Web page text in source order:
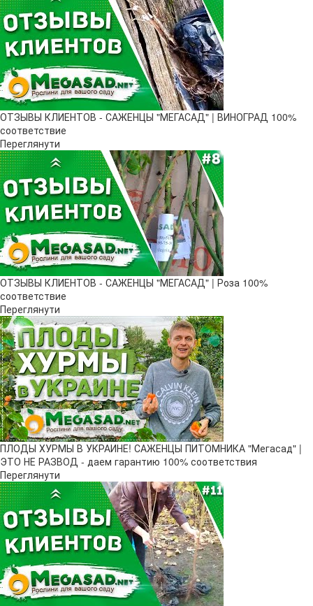
ОТЗЫВЫ КЛИЕНТОВ - САЖЕНЦЫ "МЕГАСАД" | ВИНОГРАД 100%
соответствие
Переглянути
ОТЗЫВЫ КЛИЕНТОВ - САЖЕНЦЫ "МЕГАСАД" | Роза 100%
соответствие
Переглянути
ПЛОДЫ ХУРМЫ В УКРАИНЕ! САЖЕНЦЫ ПИТОМНИКА "Мегасад" |
ЭТО НЕ РАЗВОД - даем гарантию 100% соответствия
Переглянути